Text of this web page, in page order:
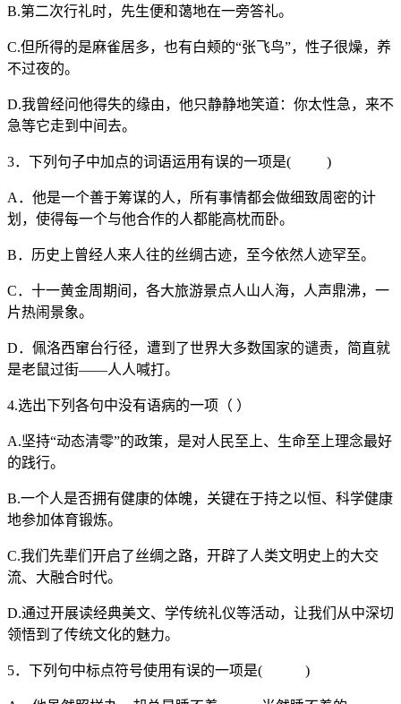
B.第二次行礼时，先生便和蔼地在一旁答礼。
C.但所得的是麻雀居多，也有白颊的“张飞鸟”，性子很燥，养
不过夜的。
D.我曾经问他得失的缘由，他只静静地笑道：你太性急，来不
急等它走到中间去。
3．下列句子中加点的词语运用有误的一项是( )
A．他是一个善于筹谋的人，所有事情都会做细致周密的计
划，使得每一个与他合作的人都能高枕而卧。
B．历史上曾经人来人往的丝绸古迹，至今依然人迹罕至。
C．十一黄金周期间，各大旅游景点人山人海，人声鼎沸，一
片热闹景象。
D．佩洛西窜台行径，遭到了世界大多数国家的谴责，简直就
是老鼠过街——人人喊打。
4.选出下列各句中没有语病的一项（ ）
A.坚持“动态清零”的政策，是对人民至上、生命至上理念最好
的践行。
B.一个人是否拥有健康的体魄，关键在于持之以恒、科学健康
地参加体育锻炼。
C.我们先辈们开启了丝绸之路，开辟了人类文明史上的大交
流、大融合时代。
D.通过开展读经典美文、学传统礼仪等活动，让我们从中深切
领悟到了传统文化的魅力。
5．下列句中标点符号使用有误的一项是( )